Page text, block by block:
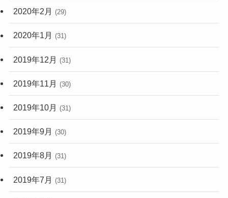
2020年2月 (29)
2020年1月 (31)
2019年12月 (31)
2019年11月 (30)
2019年10月 (31)
2019年9月 (30)
2019年8月 (31)
2019年7月 (31)